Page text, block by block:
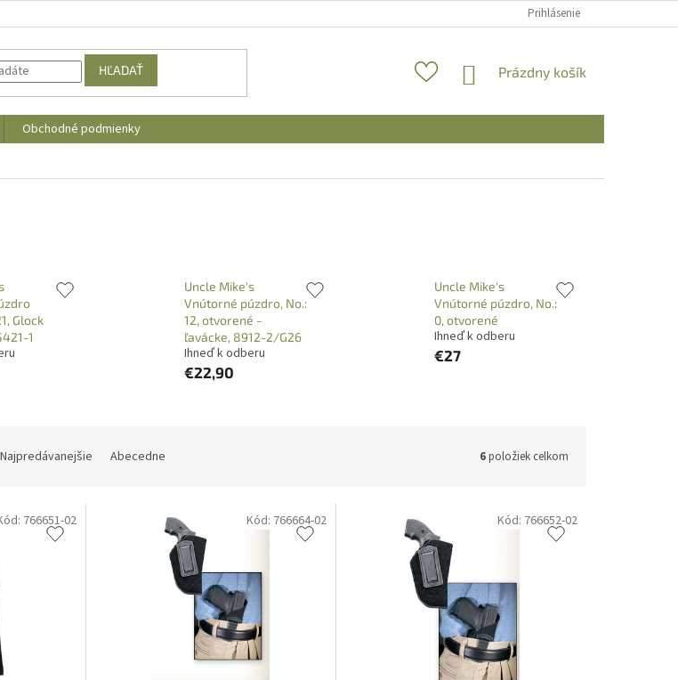
Prihlásenie
HĽADAŤ
NÁKUPNÝ
Prázdny košík
Obchodné podmienky
Glock
1
Uncle Mike's
Vnútorné púzdro, No.:
12, otvorené -
ľavácke, 8912-2/G26
Ihneď k odberu
€22,90
Uncle Mike's
Vnútorné púzdro, No.:
0, otvorené
Ihneď k odberu
€27
Najpredávanejšie Abecedne 6položiek celkom
766651-02 Kód: 766664-02 Kód: 766652-02